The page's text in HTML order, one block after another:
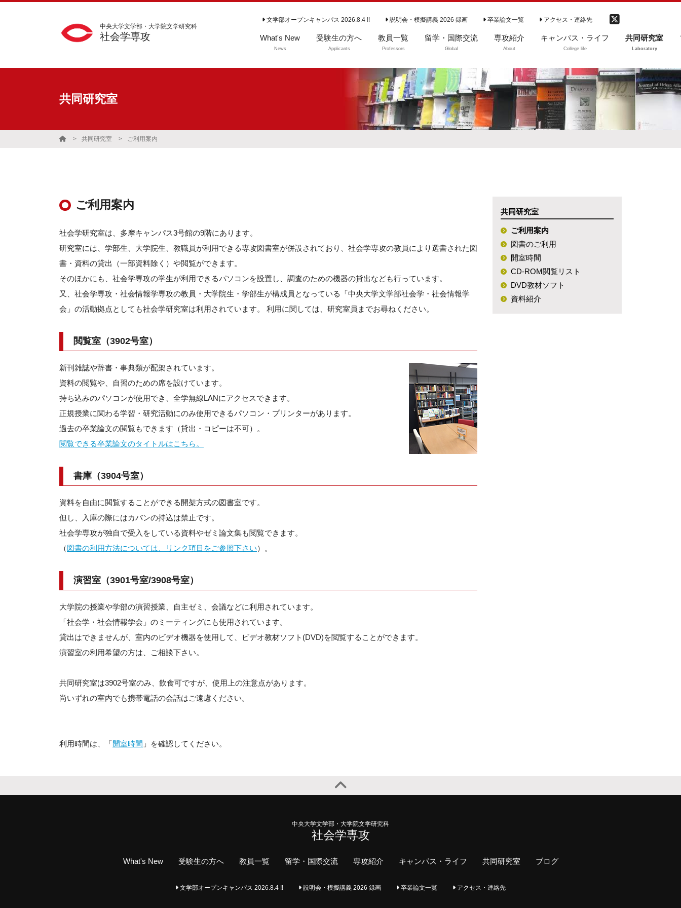
中央大学文学部・大学院文学研究科
社会学専攻
文学部オープンキャンパス 2026.8.4 !! 説明会・模擬講義 2026 録画 卒業論文一覧 アクセス・連絡先
What's New
News
受験生の方へ
Applicants
よくいただくご質
専攻説明会
教員一覧
Professors
留学・国際交流
Global
専攻紹介
About
専攻の理念
学部カリキュラム
卒業生の進路
カリキュラム（～
専攻説明会（録
画）
社会学コロキウム
キャンパス・ライフ
College life
大学院生等
卒業生・修了生
共同研究室
Laboratory
図書のご利用
開室時間
CD-ROM閲覧リ
ト
共同研究室
共同研究室 ご利用案内
ご利用案内
社会学研究室は、多摩キャンパス3号館の9階にあります。
研究室には、学部生、大学院生、教職員が利用できる専攻図書室が併設されており、社会学専攻の教員により選書された図
書・資料の貸出（一部資料除く）や閲覧ができます。
そのほかにも、社会学専攻の学生が利用できるパソコンを設置し、調査のための機器の貸出なども行っています。
又、社会学専攻・社会情報学専攻の教員・大学院生・学部生が構成員となっている「中央大学文学部社会学・社会情報学
会」の活動拠点としても社会学研究室は利用されています。 利用に関しては、研究室員までお尋ねください。
閲覧室（3902号室）
新刊雑誌や辞書・事典類が配架されています。
資料の閲覧や、自習のための席を設けています。
持ち込みのパソコンが使用でき、全学無線LANにアクセスできます。
正規授業に関わる学習・研究活動にのみ使用できるパソコン・プリンターがあります。
過去の卒業論文の閲覧もできます（貸出・コピーは不可）。
閲覧できる卒業論文のタイトルはこちら。
書庫（3904号室）
資料を自由に閲覧することができる開架方式の図書室です。
但し、入庫の際にはカバンの持込は禁止です。
社会学専攻が独自で受入をしている資料やゼミ論文集も閲覧できます。
（図書の利用方法については、リンク項目をご参照下さい）。
演習室（3901号室/3908号室）
大学院の授業や学部の演習授業、自主ゼミ、会議などに利用されています。
「社会学・社会情報学会」のミーティングにも使用されています。
貸出はできませんが、室内のビデオ機器を使用して、ビデオ教材ソフト(DVD)を閲覧することができます。
演習室の利用希望の方は、ご相談下さい。
共同研究室は3902号室のみ、飲食可ですが、使用上の注意点があります。
尚いずれの室内でも携帯電話の会話はご遠慮ください。
利用時間は、「開室時間 」を確認してください。
共同研究室
ご利用案内
図書のご利用
開室時間
CD-ROM閲覧リスト
DVD教材ソフト
資料紹介
中央大学文学部・大学院文学研究科
社会学専攻
What's New 受験生の方へ 教員一覧 留学・国際交流 専攻紹介 キャンパス・ライフ 共同研究室 ブログ
文学部オープンキャンパス 2026.8.4 !! 説明会・模擬講義 2026 録画 卒業論文一覧 アクセス・連絡先